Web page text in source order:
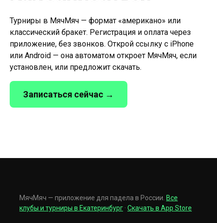
Турниры в МячМяч — формат «американо» или
классический бракет. Регистрация и оплата через
приложение, без звонков. Открой ссылку с iPhone
или Android — она автоматом откроет МячМяч, если
установлен, или предложит скачать.
Записаться сейчас →
МячМяч — приложение для падела в России. Все
клубы и турниры в Екатеринбург · Скачать в App Store